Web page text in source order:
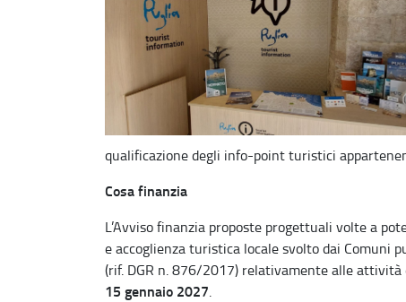
qualificazione degli info-point turistici
Cosa finanzia
L’Avviso finanzia proposte progettuali volte a
e accoglienza turistica locale svolto dai Comuni
(rif. DGR n. 876/2017) relativamente alle attività
15 gennaio 2027.